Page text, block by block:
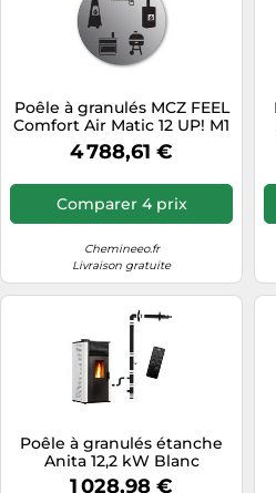
Poêle à granulés MCZ FEEL
Comfort Air Matic 12 UP! M1
Core 12 kW Eigene
gestaltung
4 788,61 €
Comparer 4 prix
Chemineeo.fr
Livraison gratuite
Poêle à granulés étanche
Anita 12,2 kW Blanc
Sannover + Kit
1 028,98 €